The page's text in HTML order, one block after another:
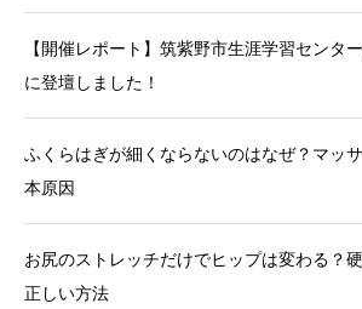
【開催レポート】筑紫野市生涯学習センタ
に登壇しました！
ふくらはぎが細くならないのはなぜ？マッ
本原因
お尻のストレッチだけでヒップは変わる？
正しい方法